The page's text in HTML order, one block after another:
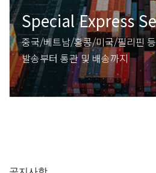
Special Express
중국/베트남/홍콩/미국/필리핀 등
발송부터 통관 및 배송까지